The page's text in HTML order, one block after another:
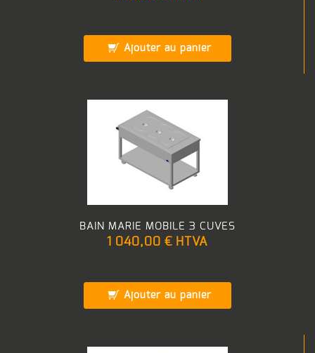
Ajouter au panier
BAIN MARIE MOBILE 3 CUVES
1 040,00 € HTVA
Ajouter au panier